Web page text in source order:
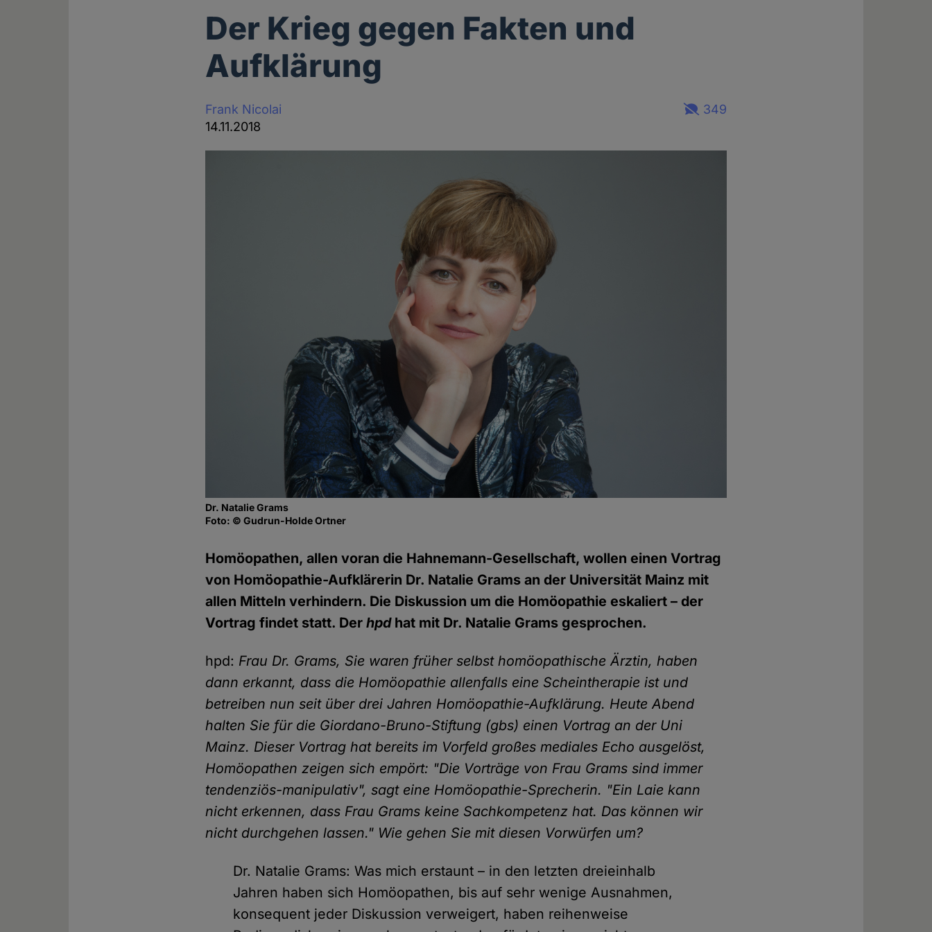
Der Krieg gegen Fakten und
Aufklärung
Frank Nicolai
14.11.2018
349
Dr. Natalie Grams
Foto: © Gudrun-Holde Ortner
Homöopathen, allen voran die Hahnemann-Gesellschaft, wollen einen Vortrag
von Homöopathie-Aufklärerin Dr. Natalie Grams an der Universität Mainz mit
allen Mitteln verhindern. Die Diskussion um die Homöopathie eskaliert – der
Vortrag findet statt. Derhpdhat mit Dr. Natalie Grams gesprochen.
hpd: Frau Dr. Grams, Sie waren früher selbst homöopathische Ärztin, haben
dann erkannt, dass die Homöopathie allenfalls eine Scheintherapie ist und
betreiben nun seit über drei Jahren Homöopathie-Aufklärung. Heute Abend
halten Sie für die Giordano-Bruno-Stiftung (gbs) einen Vortrag an der Uni
Mainz. Dieser Vortrag hat bereits im Vorfeld großes mediales Echo ausgelöst,
Homöopathen zeigen sich empört: "Die Vorträge von Frau Grams sind immer
tendenziös-manipulativ", sagt eine Homöopathie-Sprecherin. "Ein Laie kann
nicht erkennen, dass Frau Grams keine Sachkompetenz hat. Das können wir
nicht durchgehen lassen." Wie gehen Sie mit diesen Vorwürfen um?
Dr. Natalie Grams: Was mich erstaunt – in den letzten dreieinhalb
Jahren haben sich Homöopathen, bis auf sehr wenige Ausnahmen,
konsequent jeder Diskussion verweigert, haben reihenweise